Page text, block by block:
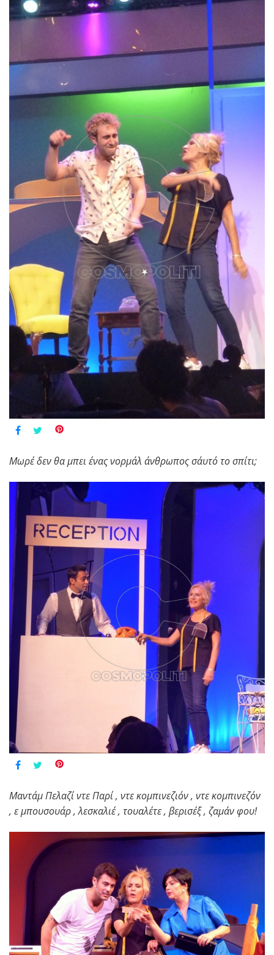
Μωρέ δεν θα μπει ένας νορμάλ άνθρωπος σ΄αυτό το σπίτι;
Μαντάμ Πελαζί ντε Παρί , ντε κομπινεζιόν , ντε κομπινεζόν
, ε μπουσουάρ , λεσκαλιέ , τουαλέτε , βερισέξ , ζαμάν φου!